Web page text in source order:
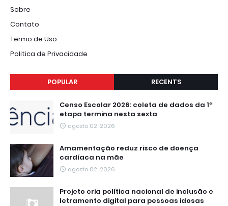
Sobre
Contato
Termo de Uso
Politica de Privacidade
POPULAR RECENTS
Censo Escolar 2026: coleta de dados da 1ª
etapa termina nesta sexta
agosto 02, 2026
Amamentação reduz risco de doença
cardíaca na mãe
agosto 02, 2026
Projeto cria política nacional de inclusão e
letramento digital para pessoas idosas